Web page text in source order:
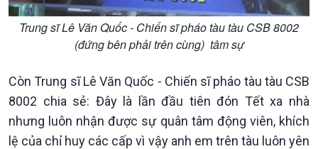
Trung sĩ Lê Văn Quốc - Chiến sĩ pháo tàu tàu CSB 8002
(đứng bên phải trên cùng) tâm sự
Còn Trung sĩ Lê Văn Quốc - Chiến sĩ pháo tàu tàu CSB
8002 chia sẻ: Đây là lần đầu tiên đón Tết xa nhà
nhưng luôn nhận được sự quân tâm động viên, khích
lệ của chỉ huy các cấp vì vậy anh em trên tàu luôn yên